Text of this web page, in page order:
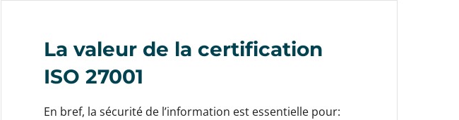
La valeur de la certification
ISO 27001
En bref, la sécurité de l’information est essentielle pour: